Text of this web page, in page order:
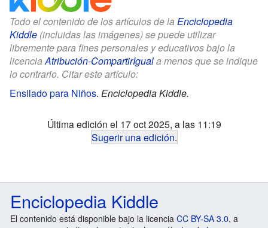
Todo el contenido de los artículos de la Enciclopedia
Kiddle (incluidas las imágenes) se puede utilizar
libremente para fines personales y educativos bajo la
licenciaAtribución-CompartirIguala menos que se indique
lo contrario. Citar este artículo:
Ensilado para Niños. Enciclopedia Kiddle.
Última edición el 17 oct 2025, a las 11:19
Sugerir una edición.
Enciclopedia Kiddle
El contenido está disponible bajo la licencia CC BY-SA 3.0, a